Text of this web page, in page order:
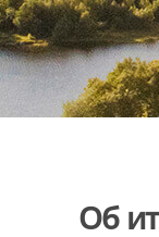
Об